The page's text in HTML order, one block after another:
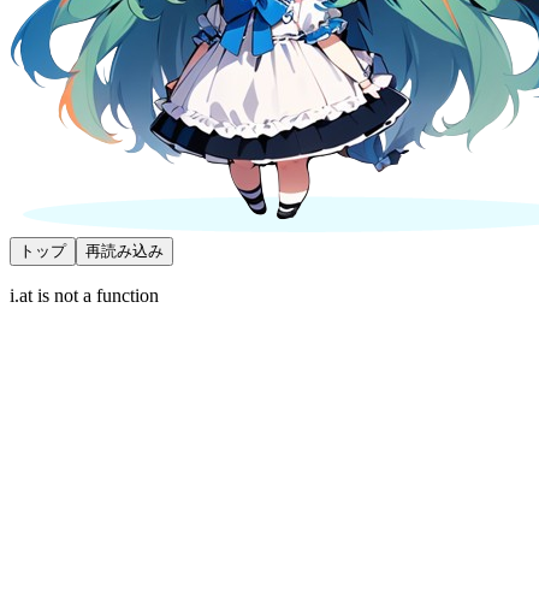
トップ 再読み込み
i.at is not a function